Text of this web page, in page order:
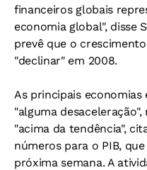
financeiros globais
economia global", disse
prevê que o
"declinar" em 2008.
As principais
"alguma
"acima da tendência",
números para o PIB,
próxima semana. A